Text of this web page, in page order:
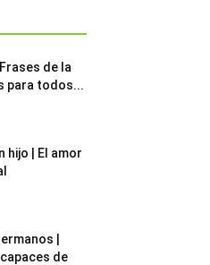
de la
para todos...
hijo | El amor
|
de